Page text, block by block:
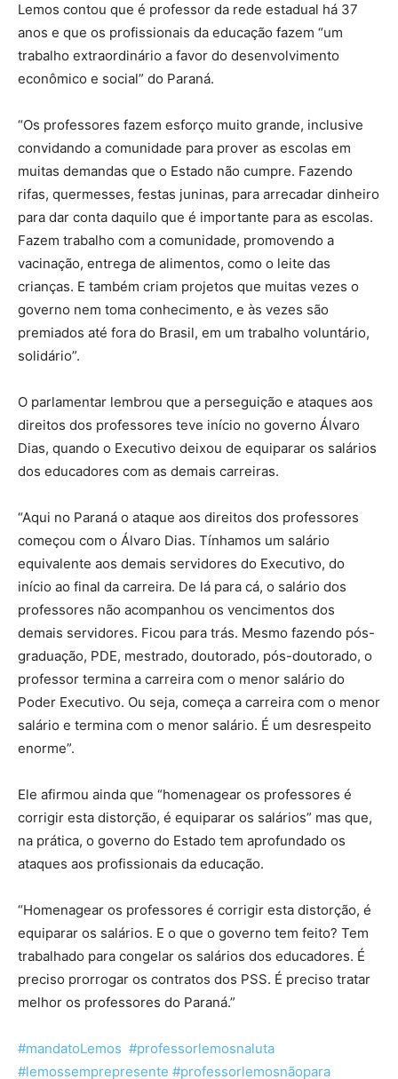
Lemos contou que é professor da rede estadual há 37
anos e que os profissionais da educação fazem “um
trabalho extraordinário a favor do desenvolvimento
econômico e social” do Paraná.
“Os professores fazem esforço muito grande, inclusive
convidando a comunidade para prover as escolas em
muitas demandas que o Estado não cumpre. Fazendo
rifas, quermesses, festas juninas, para arrecadar dinheiro
para dar conta daquilo que é importante para as escolas.
Fazem trabalho com a comunidade, promovendo a
vacinação, entrega de alimentos, como o leite das
crianças. E também criam projetos que muitas vezes o
governo nem toma conhecimento, e às vezes são
premiados até fora do Brasil, em um trabalho voluntário,
solidário”.
O parlamentar lembrou que a perseguição e ataques aos
direitos dos professores teve início no governo Álvaro
Dias, quando o Executivo deixou de equiparar os salários
dos educadores com as demais carreiras.
“Aqui no Paraná o ataque aos direitos dos professores
começou com o Álvaro Dias. Tínhamos um salário
equivalente aos demais servidores do Executivo, do
início ao final da carreira. De lá para cá, o salário dos
professores não acompanhou os vencimentos dos
demais servidores. Ficou para trás. Mesmo fazendo pós-
graduação, PDE, mestrado, doutorado, pós-doutorado, o
professor termina a carreira com o menor salário do
Poder Executivo. Ou seja, começa a carreira com o menor
salário e termina com o menor salário. É um desrespeito
enorme”.
Ele afirmou ainda que “homenagear os professores é
corrigir esta distorção, é equiparar os salários” mas que,
na prática, o governo do Estado tem aprofundado os
ataques aos profissionais da educação.
“Homenagear os professores é corrigir esta distorção, é
equiparar os salários. E o que o governo tem feito? Tem
trabalhado para congelar os salários dos educadores. É
preciso prorrogar os contratos dos PSS. É preciso tratar
melhor os professores do Paraná.”
#mandatoLemos #professorlemosnaluta
#lemossemprepresente #professorlemosnãopara